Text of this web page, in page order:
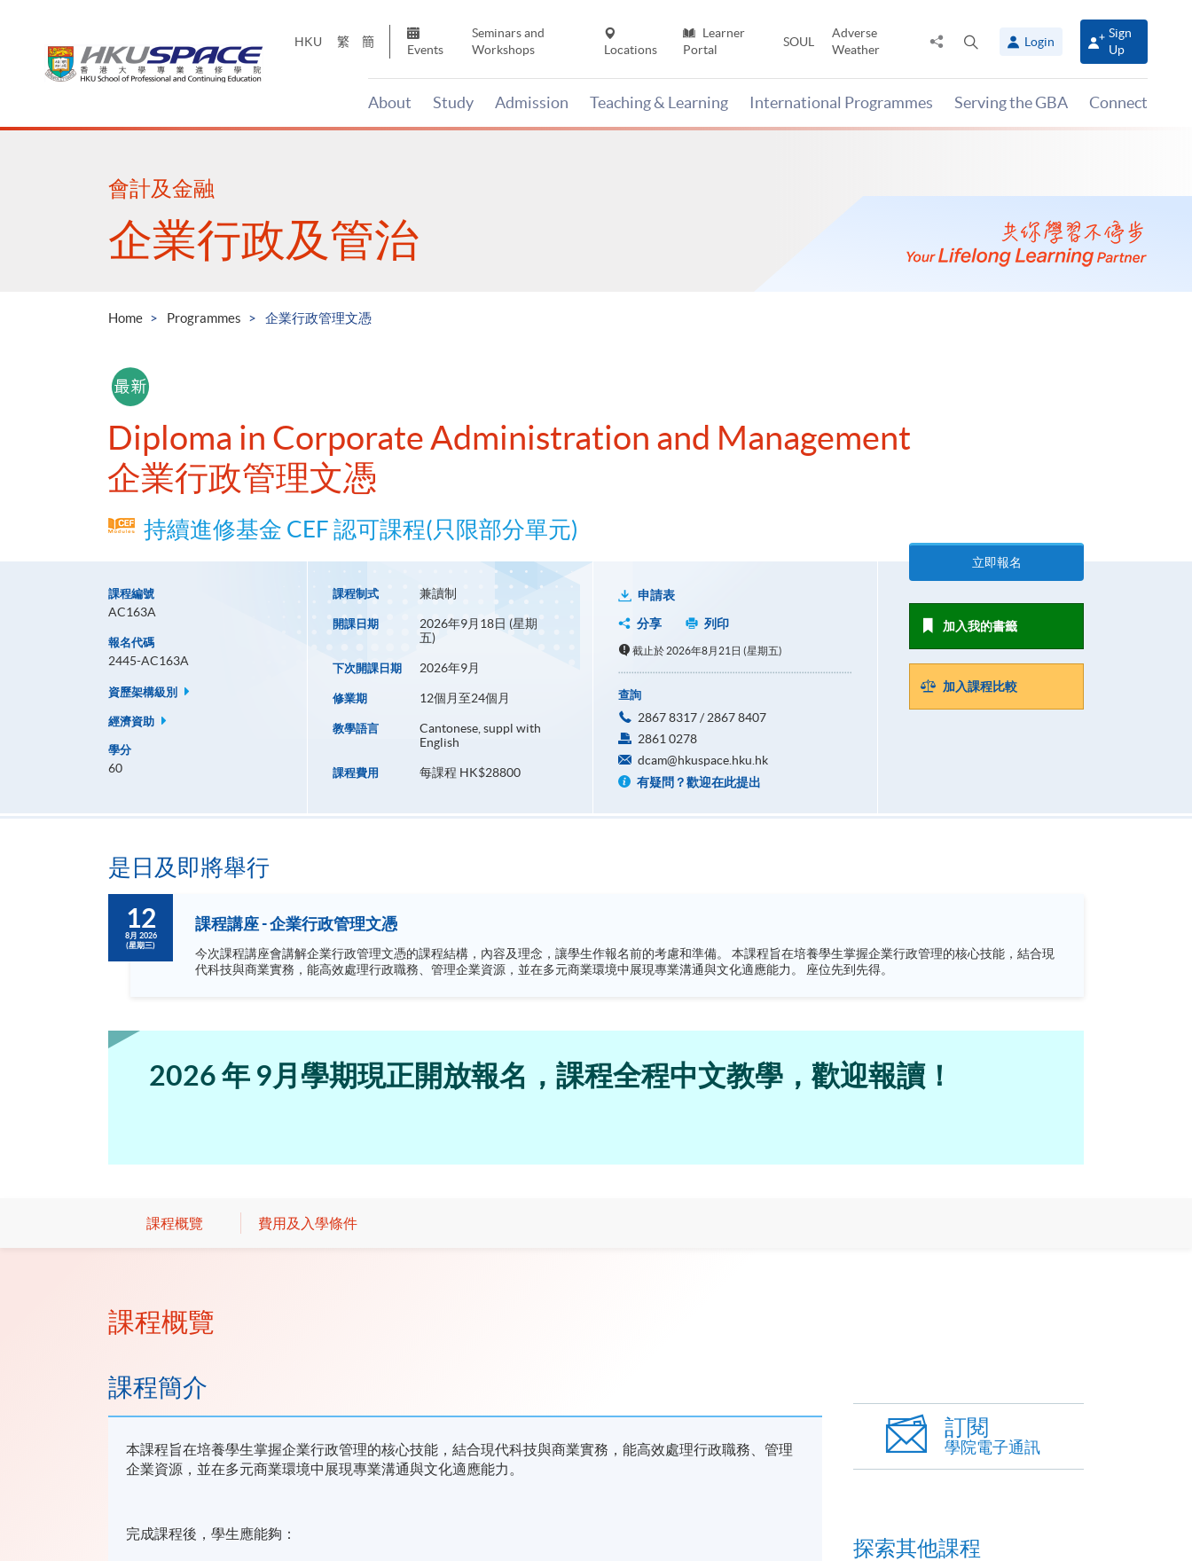
HKU 繁 簡
Events
Seminars and
Workshops
Locations
Learner
Portal
SOUL
Adverse
Weather
Share
panel
Login
Sign
Up
About Study Admission Teaching & Learning International Programmes Serving the GBA Connect
Main
會計及金融
企業行政及管治
Home Programmes 企業行政管理文憑
Diploma in Corporate Administration and Management
企業行政管理文憑
持續進修基金 CEF 認可課程(只限部分單元)
課程編號
AC163A
報名代碼
2445-AC163A
資歷架構級別
經濟資助
學分
60
課程制式 兼讀制
開課日期
2026年9月18日 (星期
五)
下次開課日期 2026年9月
修業期 12個月至24個月
教學語言
Cantonese, suppl with
English
課程費用 每課程 HK$28800
申請表
分享
列印
截止於 2026年8月21日 (星期五)
查詢
2867 8317 / 2867 8407
2861 0278
dcam@hkuspace.hku.hk
有疑問？歡迎在此提出
立即報名
加入我的書籤
加入課程比較
是日及即將舉行
12
8月 2026
(星期三)
課程講座 - 企業行政管理文憑
今次課程講座會講解企業行政管理文憑的課程結構，內容及理念，讓學生作報名前的考慮和準備。 本課程旨在培養學生掌握企業行政管理的核心技能，結合現
代科技與商業實務，能高效處理行政職務、管理企業資源，並在多元商業環境中展現專業溝通與文化適應能力。 座位先到先得。
2026 年 9月學期現正開放報名，課程全程中文教學，歡迎報讀！
課程概覽 費用及入學條件
課程概覽
課程簡介
本課程旨在培養學生掌握企業行政管理的核心技能，結合現代科技與商業實務，能高效處理行政職務、管理
企業資源，並在多元商業環境中展現專業溝通與文化適應能力。
完成課程後，學生應能夠：
訂閱
學院電子通訊
探索其他課程